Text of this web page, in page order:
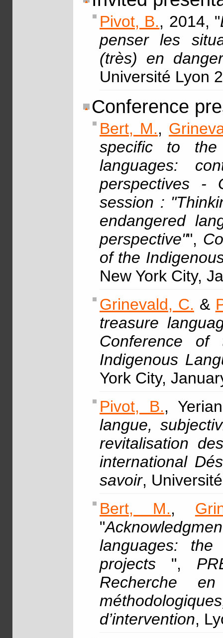
Pivot, B., 2014, "
penser les
(très) en danger
Université Lyon
Conference
Bert, M.,
specific to the
languages:
perspectives -
session :
endangered
perspective"",
of the
New York City,
Grinevald, C. &
treasure
Conference
Indigenous
York City,
Pivot, B.,
langue,
revitalisation
international
savoir,
Bert, M.,
"
languages:
projects ",
Recherche
d’intervention,